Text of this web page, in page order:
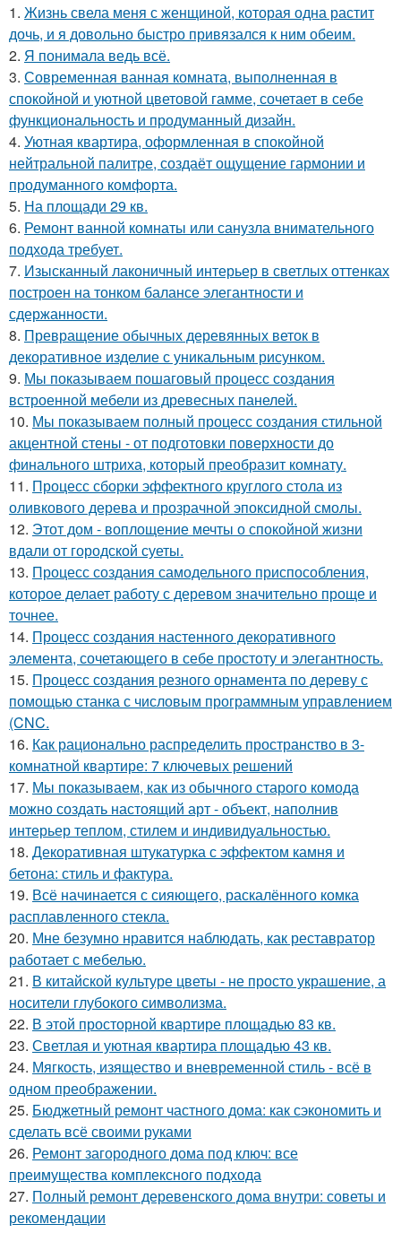
1. Жизнь свела меня с женщиной, которая одна растит
дочь, и я довольно быстро привязался к ним обеим.
2. Я понимала ведь всё.
3. Современная ванная комната, выполненная в
спокойной и уютной цветовой гамме, сочетает в себе
функциональность и продуманный дизайн.
4. Уютная квартира, оформленная в спокойной
нейтральной палитре, создаёт ощущение гармонии и
продуманного комфорта.
5. На площади 29 кв.
6. Ремонт ванной комнаты или санузла внимательного
подхода требует.
7. Изысканный лаконичный интерьер в светлых оттенках
построен на тонком балансе элегантности и
сдержанности.
8. Превращение обычных деревянных веток в
декоративное изделие с уникальным рисунком.
9. Мы показываем пошаговый процесс создания
встроенной мебели из древесных панелей.
10. Мы показываем полный процесс создания стильной
акцентной стены - от подготовки поверхности до
финального штриха, который преобразит комнату.
11. Процесс сборки эффектного круглого стола из
оливкового дерева и прозрачной эпоксидной смолы.
12. Этот дом - воплощение мечты о спокойной жизни
вдали от городской суеты.
13. Процесс создания самодельного приспособления,
которое делает работу с деревом значительно проще и
точнее.
14. Процесс создания настенного декоративного
элемента, сочетающего в себе простоту и элегантность.
15. Процесс создания резного орнамента по дереву с
помощью станка с числовым программным управлением
(CNC.
16. Как рационально распределить пространство в 3-
комнатной квартире: 7 ключевых решений
17. Мы показываем, как из обычного старого комода
можно создать настоящий арт - объект, наполнив
интерьер теплом, стилем и индивидуальностью.
18. Декоративная штукатурка с эффектом камня и
бетона: стиль и фактура.
19. Всё начинается с сияющего, раскалённого комка
расплавленного стекла.
20. Мне безумно нравится наблюдать, как реставратор
работает с мебелью.
21. В китайской культуре цветы - не просто украшение, а
носители глубокого символизма.
22. В этой просторной квартире площадью 83 кв.
23. Светлая и уютная квартира площадью 43 кв.
24. Мягкость, изящество и вневременной стиль - всё в
одном преображении.
25. Бюджетный ремонт частного дома: как сэкономить и
сделать всё своими руками
26. Ремонт загородного дома под ключ: все
преимущества комплексного подхода
27. Полный ремонт деревенского дома внутри: советы и
рекомендации